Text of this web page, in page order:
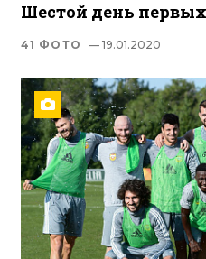
Шестой день
41 ФОТО — 19.01.2020